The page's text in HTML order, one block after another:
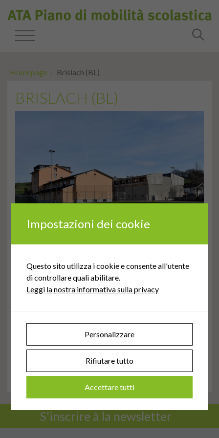
Homepage Brislach (BL)
BRISLACH (BL)
Nell’aprile 2022, il comune di Brislach (BL) ha incaricato
l’ATA per la realizazzione di un Piano di mobilità
Data d’inizio: giugno 2022
Termine previsto (esclusa la valutazione): Estate 2023
S'inscrire à la newsletter
Impostazioni dei cookie
Questo sito utilizza i cookie e consente all'utente
di controllare quali abilitare.
Leggi la nostra informativa sulla privacy
Personalizzare
Rifiutare tutto
Accettare tutti